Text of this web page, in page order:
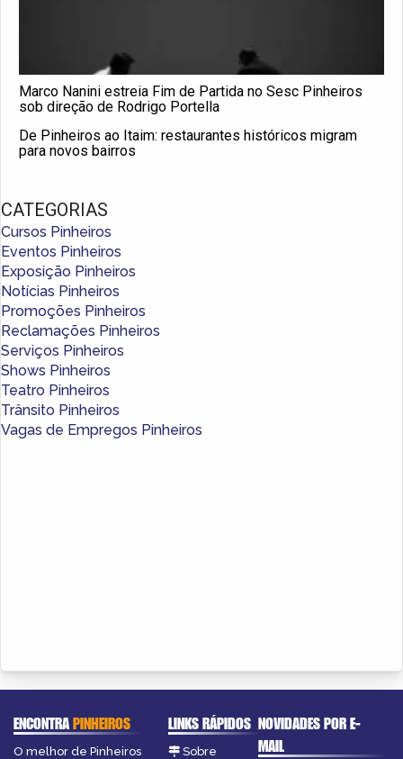
Marco Nanini estreia Fim de Partida no Sesc Pinheiros
sob direção de Rodrigo Portella
De Pinheiros ao Itaim: restaurantes históricos migram
para novos bairros
CATEGORIAS
Cursos Pinheiros
Eventos Pinheiros
Exposição Pinheiros
Notícias Pinheiros
Promoções Pinheiros
Reclamações Pinheiros
Serviços Pinheiros
Shows Pinheiros
Teatro Pinheiros
Trânsito Pinheiros
Vagas de Empregos Pinheiros
ENCONTRAPINHEIROS
O melhor de Pinheiros
LINKS RÁPIDOS
Sobre
NOVIDADES POR E-
MAIL